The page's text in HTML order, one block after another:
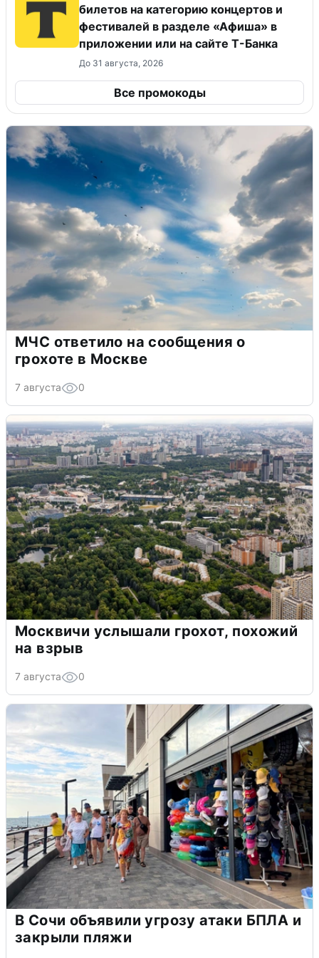
билетов на категорию концертов и
фестивалей в разделе «Афиша» в
приложении или на сайте Т-Банка
До 31 августа, 2026
Все промокоды
МЧС ответило на сообщения о
грохоте в Москве
7 августа 0
Москвичи услышали грохот, похожий
на взрыв
7 августа 0
В Сочи объявили угрозу атаки БПЛА и
закрыли пляжи